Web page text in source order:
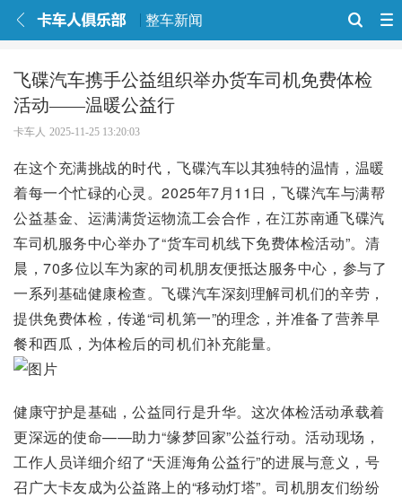
整车新闻
飞碟汽车携手公益组织举办货车司机免费体检
活动——温暖公益行
卡车人 2025-11-25 13:20:03
在这个充满挑战的时代，飞碟汽车以其独特的温情，温暖
着每一个忙碌的心灵。2025年7月11日，飞碟汽车与满帮
公益基金、运满满货运物流工会合作，在江苏南通飞碟汽
车司机服务中心举办了“货车司机线下免费体检活动”。清
晨，70多位以车为家的司机朋友便抵达服务中心，参与了
一系列基础健康检查。飞碟汽车深刻理解司机们的辛劳，
提供免费体检，传递“司机第一”的理念，并准备了营养早
餐和西瓜，为体检后的司机们补充能量。
健康守护是基础，公益同行是升华。这次体检活动承载着
更深远的使命——助力“缘梦回家”公益行动。活动现场，
工作人员详细介绍了“天涯海角公益行”的进展与意义，号
召广大卡友成为公益路上的“移动灯塔”。司机朋友们纷纷